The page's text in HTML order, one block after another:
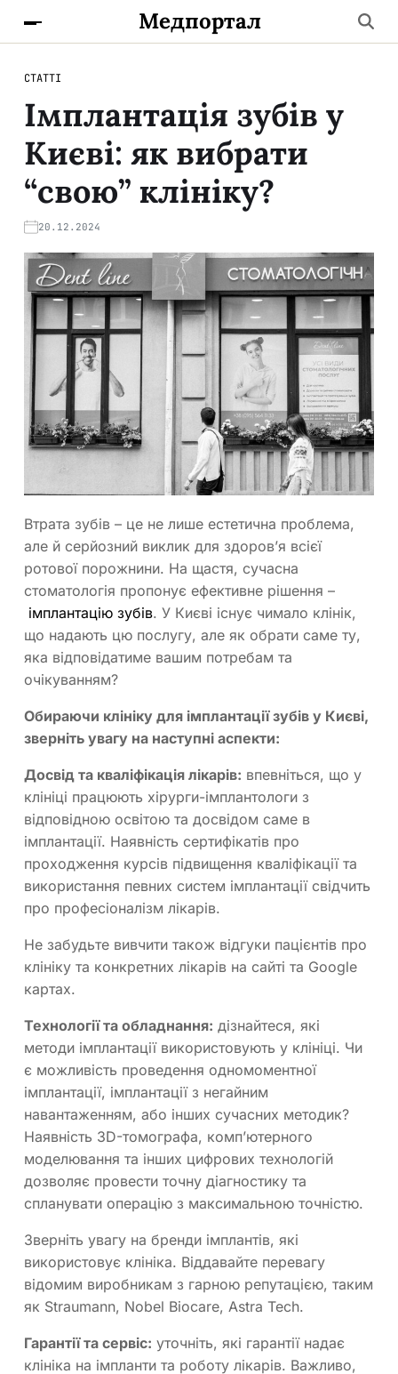
Медпортал
СТАТТІ
Імплантація зубів у
Києві: як вибрати
“свою” клініку?
20.12.2024
Втрата зубів – це не лише естетична проблема,
але й серйозний виклик для здоров’я всієї
ротової порожнини. На щастя, сучасна
стоматологія пропонує ефективне рішення –
імплантацію зубів. У Києві існує чимало клінік,
що надають цю послугу, але як обрати саме ту,
яка відповідатиме вашим потребам та
очікуванням?
Обираючи клініку для імплантації зубів у Києві,
зверніть увагу на наступні аспекти:
Досвід та кваліфікація лікарів: впевніться, що у
клініці працюють хірурги-імплантологи з
відповідною освітою та досвідом саме в
імплантації. Наявність сертифікатів про
проходження курсів підвищення кваліфікації та
використання певних систем імплантації свідчить
про професіоналізм лікарів.
Не забудьте вивчити також відгуки пацієнтів про
клініку та конкретних лікарів на сайті та Google
картах.
Технології та обладнання: дізнайтеся, які
методи імплантації використовують у клініці. Чи
є можливість проведення одномоментної
імплантації, імплантації з негайним
навантаженням, або інших сучасних методик?
Наявність 3D-томографа, комп’ютерного
моделювання та інших цифрових технологій
дозволяє провести точну діагностику та
спланувати операцію з максимальною точністю.
Зверніть увагу на бренди імплантів, які
використовує клініка. Віддавайте перевагу
відомим виробникам з гарною репутацією, таким
як Straumann, Nobel Biocare, Astra Tech.
Гарантії та сервіс: уточніть, які гарантії надає
клініка на імпланти та роботу лікарів. Важливо,